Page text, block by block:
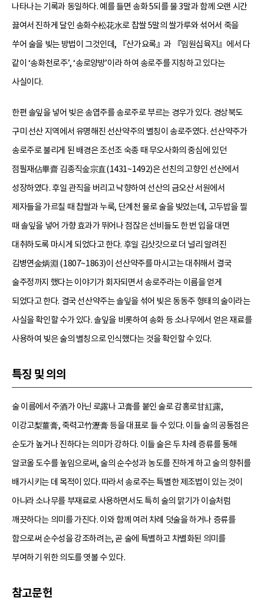
나타나는 기록과 동일하다. 예를 들면 송화 5되를 물 3말과 함께 오랜 시간
끓여서 진하게 달인 송화수松花水로 찹쌀 5말의 쌀가루와 섞어서 죽을
쑤어 술을 빚는 방법이 그것인데, 『산가요록』과 『임원십육지』에서 다
같이 ‘송화천로주’, ‘송로양방’이라 하여 송로주를 지칭하고 있다는
사실이다.
한편 솔잎을 넣어 빚은 송엽주를 송로주로 부르는 경우가 있다. 경상북도
구미 선산 지역에서 유명해진 선산약주의 별칭이 송로주였다. 선산약주가
송로주로 불리게 된 배경은 조선조 숙종 때 무오사화의 중심에 있던
점필재佔畢齋 김종직金宗直(1431~1492)은 선친의 고향인 선산에서
성장하였다. 후일 관직을 버리고 낙향하여 선산의 금오산 서원에서
제자들을 가르칠 때 찹쌀과 누룩, 단계천 물로 술을 빚었는데, 고두밥을 찔
때 솔잎을 넣어 가향 효과가 뛰어나 점잖은 선비들도 한 번 입을 대면
대취하도록 마시게 되었다고 한다. 후일 김삿갓으로 더 널리 알려진
김병연金炳淵 (1807~1863)이 선산약주를 마시고는 대취해서 결국
술주정까지 했다는 이야기가 회자되면서 송로주라는 이름을 얻게
되었다고 한다. 결국 선산약주는 솔잎을 섞어 빚은 동동주 형태의 술이라는
사실을 확인할 수가 있다. 솔잎을 비롯하여 송화 등 소나무에서 얻은 재료를
사용하여 빚은 술의 별칭으로 인식했다는 것을 확인할 수 있다.
특징 및 의의
술 이름에서 주酒가 아닌 로露나 고膏를 붙인 술로 감홍로甘紅露,
이강고梨薑膏, 죽력고竹瀝膏 등을 대표로 들 수 있다. 이들 술의 공통점은
순도가 높거나 진하다는 의미가 강하다. 이들 술은 두 차례 증류를 통해
알코올 도수를 높임으로써, 술의 순수성과 농도를 진하게 하고 술의 향취를
배가시키는 데 목적이 있다. 따라서 송로주는 특별한 제조법이 있는 것이
아니라 소나무를 부재료로 사용하면서도 특히 술의 맑기가 이슬처럼
깨끗하다는 의미를 가진다. 이와 함께 여러 차례 덧술을 하거나 증류를
함으로써 순수성을 강조하려는, 곧 술에 특별하고 차별화된 의미를
부여하기 위한 의도를 엿볼 수 있다.
참고문헌